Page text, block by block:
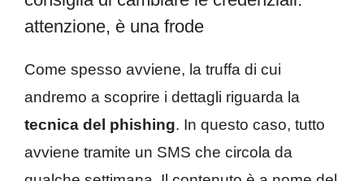
attenzione, è una frode
Come spesso avviene, la truffa di cui
andremo a scoprire i dettagli riguarda la
tecnica del phishing. In questo caso, tutto
avviene tramite un SMS che circola da